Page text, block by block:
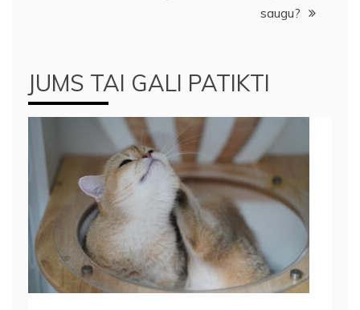
saugu?
JUMS TAI GALI PATIKTI